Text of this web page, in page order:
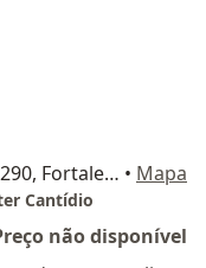
Rua Capitão Francisco Pedro, 1290, Fortaleza • Mapa
Cantídio
não disponível